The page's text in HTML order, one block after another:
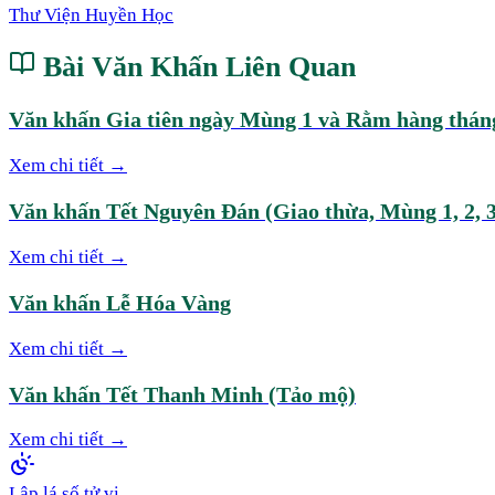
Thư Viện Huyền Học
Bài Văn Khấn Liên Quan
Văn khấn Gia tiên ngày Mùng 1 và Rằm hàng
Xem chi tiết →
Văn khấn Tết Nguyên Đán (Giao thừa, Mùng 1, 2,
Xem chi tiết →
Văn khấn Lễ Hóa Vàng
Xem chi tiết →
Văn khấn Tết Thanh Minh (Tảo mộ)
Xem chi tiết →